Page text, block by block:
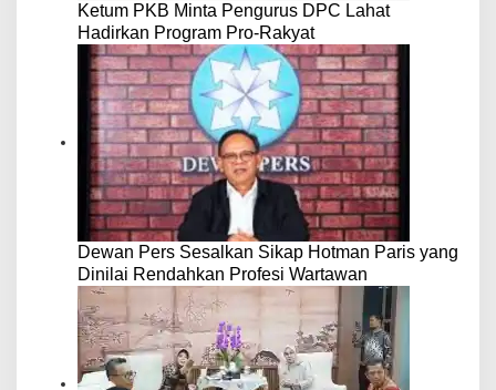
Ketum PKB Minta Pengurus DPC Lahat
Hadirkan Program Pro-Rakyat
Dewan Pers Sesalkan Sikap Hotman Paris yang
Dinilai Rendahkan Profesi Wartawan